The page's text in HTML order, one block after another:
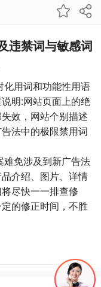
违禁词与敏感词
用词和功能性用语
明:网站页面上的绝
效，网站个别描述
法中的极限禁用词
免涉及到新广告法
介绍、图片、详情
尽快一一排查修
的修正时间，不胜